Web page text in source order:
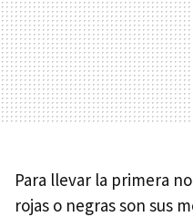
Para llevar la primera
rojas o negras son sus